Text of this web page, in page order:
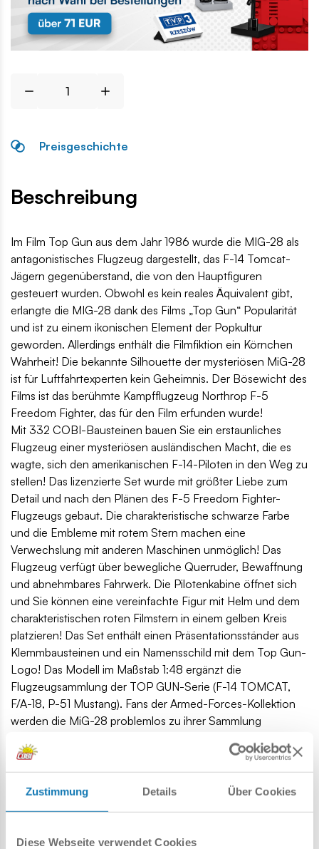
Zustimmung Details Über Cookies
Diese Webseite verwendet Cookies
Preisgeschichte
Beschreibung
Im Film Top Gun aus dem Jahr 1986 wurde die MIG-28 als
antagonistisches Flugzeug dargestellt, das F-14 Tomcat-
Jägern gegenüberstand, die von den Hauptfiguren
gesteuert wurden. Obwohl es kein reales Äquivalent gibt,
erlangte die MIG-28 dank des Films „Top Gun“ Popularität
und ist zu einem ikonischen Element der Popkultur
geworden. Allerdings enthält die Filmfiktion ein Körnchen
Wahrheit! Die bekannte Silhouette der mysteriösen MiG-28
ist für Luftfahrtexperten kein Geheimnis. Der Bösewicht des
Films ist das berühmte Kampfflugzeug Northrop F-5
Freedom Fighter, das für den Film erfunden wurde!
Mit 332 COBI-Bausteinen bauen Sie ein erstaunliches
Flugzeug einer mysteriösen ausländischen Macht, die es
wagte, sich den amerikanischen F-14-Piloten in den Weg zu
stellen! Das lizenzierte Set wurde mit größter Liebe zum
Detail und nach den Plänen des F-5 Freedom Fighter-
Flugzeugs gebaut. Die charakteristische schwarze Farbe
und die Embleme mit rotem Stern machen eine
Verwechslung mit anderen Maschinen unmöglich! Das
Flugzeug verfügt über bewegliche Querruder, Bewaffnung
und abnehmbares Fahrwerk. Die Pilotenkabine öffnet sich
und Sie können eine vereinfachte Figur mit Helm und dem
charakteristischen roten Filmstern in einem gelben Kreis
platzieren! Das Set enthält einen Präsentationsständer aus
Klemmbausteinen und ein Namensschild mit dem Top Gun-
Logo! Das Modell im Maßstab 1:48 ergänzt die
Flugzeugsammlung der TOP GUN-Serie (F-14 TOMCAT,
F/A-18, P-51 Mustang). Fans der Armed-Forces-Kollektion
werden die MiG-28 problemlos zu ihrer Sammlung
hergestellt in der EU von einem Unternehmen mit über
20-jähriger Tradition,
die Sicherheitsstandards für Kinderprodukte erfüllen,